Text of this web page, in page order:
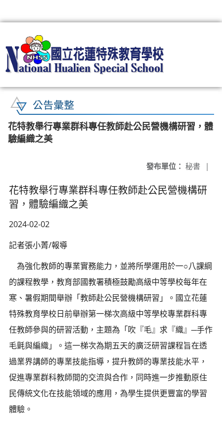
公告彙整
花特教舉行專業群科專任教師赴公民營機構研習，體
驗編織之美
發布單位： 秘書 |
花特教舉行專業群科專任教師赴公民營機構研
習，體驗編織之美
2024-02-02
記者張小菁/報導
為強化教師的專業實務能力，並將所學運用於一○八課綱
的課程教學，教育部國教署積極鼓勵高級中等學校每年在
寒、暑假期間舉辦「教師赴公民營機構研習」。國立花蓮
特殊教育學校日前舉辦第一梯次高級中等學校專業群科專
任教師參與的研習活動，主題為「吹『毛』求『織』─手作
毛氈與編織」。這一梯次為期五天的廣泛研習課程旨在透
過業界講師的專業技能指導，提升教師的專業技能水平，
促進專業群科教師間的交流與合作，同時進一步推動原住
民傳統文化在技能領域的應用，為學生提供更豐富的學習
體驗。